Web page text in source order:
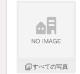
すべての写真